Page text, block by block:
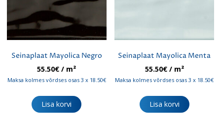
Seinaplaat Mayolica Negro
55.50€ / m²
Maksa kolmes võrdses osas 3 x 18.50€
Lisa korvi
Seinaplaat Mayolica Menta
55.50€/ m²
Maksa kolmes võrdses osas 3 x 18.50€
Lisa korvi